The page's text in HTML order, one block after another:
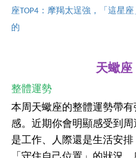
座TOP4：摩羯太逞強，「這星
的
天蠍座
整體運勢
本周天蠍座的整體運勢帶
感。近期你會明顯感受到
是工作、人際還是生活安